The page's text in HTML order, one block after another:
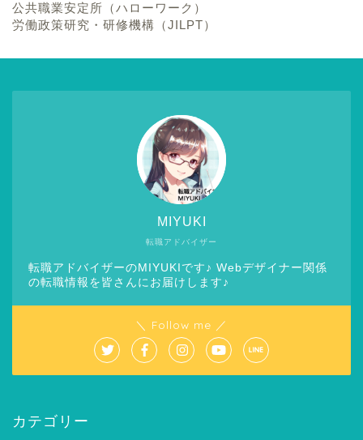
公共職業安定所（ハローワーク）
労働政策研究・研修機構（JILPT）
転職アドバイザー
MIYUKI
転職アドバイザーのMIYUKIです♪ Webデザイナー関係
の転職情報を皆さんにお届けします♪
＼ Follow me ／
カテゴリー